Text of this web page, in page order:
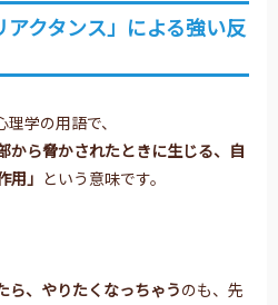
アクタンス」による強い反
理学の用語で、
から脅かされたときに生じる、 自
」 という意味です。
、 やりたくなっちゃうのも、先